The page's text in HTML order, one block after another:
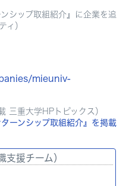
シップ取組紹介』に企業を追
ィ）
mieuniv-
重大学HPトピックス）
ーンシップ取組紹介』を掲載
支援チーム）